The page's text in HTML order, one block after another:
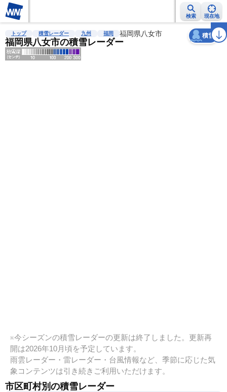
検索 現在地
雨雲レーダー 台風情報 地震情報 警報・注意報 2週間天気 ラ
トップ 積雪レーダー 九州 福岡 福岡県八女市
福岡県八女市の積雪レーダー
積雪
天気 台風
※今シーズンの積雪レーダーの更新は終了しました。更新再
開は2026年10月頃を予定しています。
雨雲レーダー・雷レーダー・台風情報など、季節に応じた気
象コンテンツは引き続きご利用いただけます。
市区町村別の積雪レーダー